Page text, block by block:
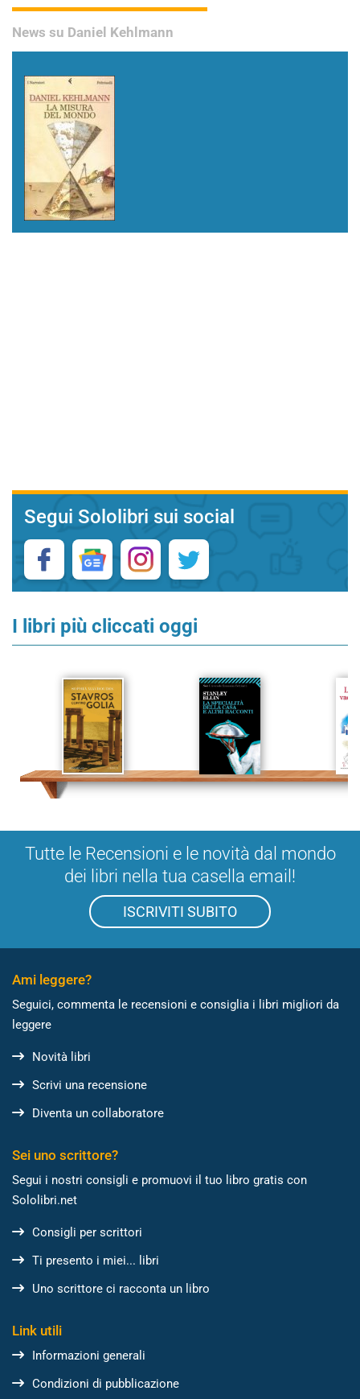
News su Daniel Kehlmann
Segui Sololibri sui social
I libri più cliccati oggi
Tutte le Recensioni e le novità dal mondo
dei libri nella tua casella email!
ISCRIVITI SUBITO
Ami leggere?
Seguici, commenta le recensioni e consiglia i libri migliori da
leggere
Novità libri
Scrivi una recensione
Diventa un collaboratore
Sei uno scrittore?
Segui i nostri consigli e promuovi il tuo libro gratis con
Sololibri.net
Consigli per scrittori
Ti presento i miei... libri
Uno scrittore ci racconta un libro
Link utili
Informazioni generali
Condizioni di pubblicazione